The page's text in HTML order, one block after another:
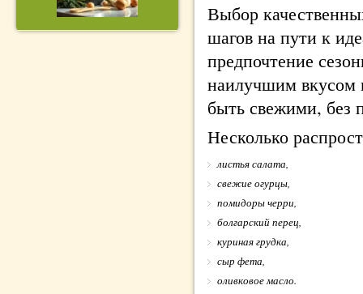
Выбор
шагов на пути к
предпочтение
наилучшим вкусом
быть свежими, без
Несколько
листья салата,
свежие огурцы,
помидоры черри,
болгарский перец,
куриная грудка,
сыр фета,
оливковое масло.